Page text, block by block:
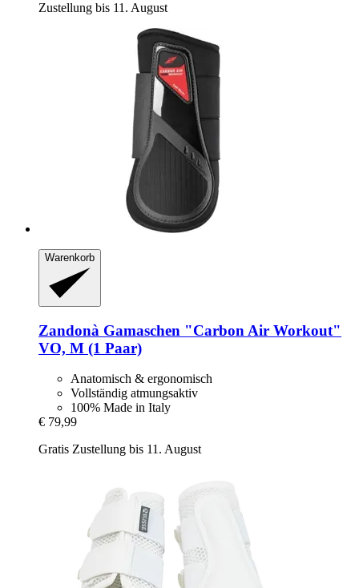
Zustellung bis 11. August
Warenkorb
Zandonà Gamaschen "Carbon Air Workout"
VO, M (1 Paar)
Anatomisch & ergonomisch
Vollständig atmungsaktiv
100% Made in Italy
€ 79,99
Gratis Zustellung bis 11. August